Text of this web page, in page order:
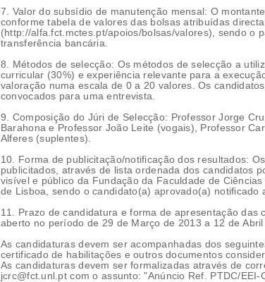
7. Valor do subsídio de manutenção mensal: O
conforme tabela de valores das bolsas atribuídas
(http://alfa.fct.mctes.pt/apoios/bolsas/valores), sendo o
transferência bancária.
8. Métodos de selecção: Os métodos de selecção a
curricular (30%) e experiência relevante para a
valoração numa escala de 0 a 20 valores. Os
convocados para uma entrevista.
9. Composição do Júri de Selecção: Professor Jorge
Barahona e Professor João Leite (vogais), Professor
Alferes (suplentes).
10. Forma de publicitação/notificação dos resultados:
publicitados, através de lista ordenada dos candidatos
visível e público da Fundação da Faculdade de
de Lisboa, sendo o candidato(a) aprovado(a) notificado
11. Prazo de candidatura e forma de apresentação das
aberto no período de 29 de Março de 2013 a 12 de Abril
As candidaturas devem ser acompanhadas dos
certificado de habilitações e outros documentos
As candidaturas devem ser formalizadas através de
jcrc@fct.unl.pt com o assunto: "Anúncio Ref. PTDC/EEI-